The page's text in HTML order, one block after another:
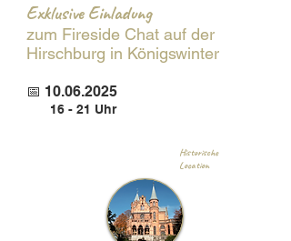
Exklusive Einladung
zum Fireside Chat auf der
Hirschburg in Königswinter
📅 10.06.2025
16 - 21 Uhr
Historische
Location